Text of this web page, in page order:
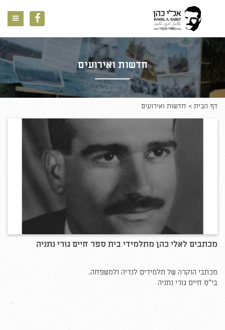
ניווט
חדשות ואירועים
דף הבית חדשות ואירועים
מכתבים לאלי כהן מתלמידי בית ספר חיים גורי נתניה
מכתבי הוקרה של תלמידים לנדיה ולמשפחה.
בי"ס חיים גורי נתניה